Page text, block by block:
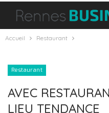
Accueil Restaurant
Restaurant
AVEC
LIEU TENDANCE